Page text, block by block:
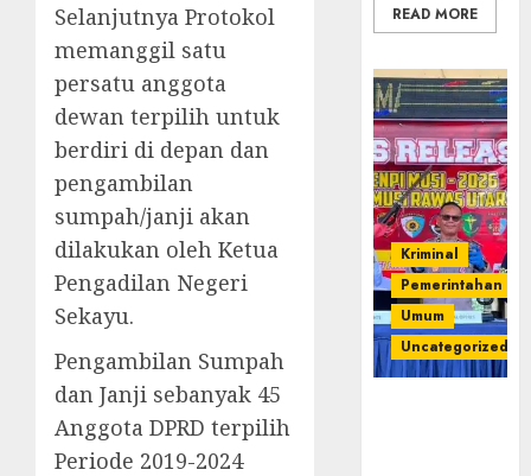
Selanjutnya Protokol
memanggil satu
persatu anggota
dewan terpilih untuk
berdiri di depan dan
pengambilan
sumpah/janji akan
dilakukan oleh Ketua
Pengadilan Negeri
Sekayu.
Pengambilan Sumpah
dan Janji sebanyak 45
Anggota DPRD terpilih
Periode 2019-2024
READ MORE
Kriminal
Pemerintahan
Umum
Uncategorized